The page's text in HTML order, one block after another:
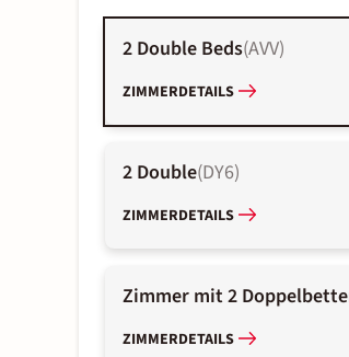
2 Double Beds(AVV)
ZIMMERDETAILS
2 Double(DY6)
ZIMMERDETAILS
Zimmer mit 2
ZIMMERDETAILS